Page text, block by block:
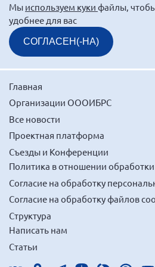
Мы используем куки файлы,
удобнее для вас
СОГЛАСЕН(-НА)
Главная
Организации ОООИБРС
Все новости
Проектная платформа
Съезды и Конференции
Политика в отношении
Согласие на обработку
Согласие на обработку файлов
Структура
Написать нам
Статьи